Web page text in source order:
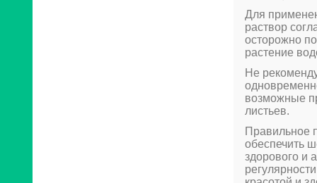
Для
раствор
осторожно
растение
Не
возможные
листьев.
Правильное
обеспечить
здорового и